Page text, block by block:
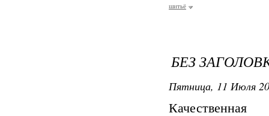
шитьё
БЕЗ
Пятница, 11 Июля